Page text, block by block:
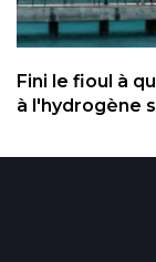
Fini le fioul à
à l'hydrogène